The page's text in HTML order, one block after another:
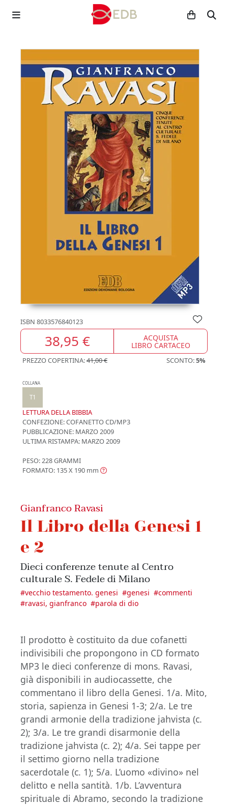
ISBN 8033576840123
38,95 € ACQUISTA
LIBRO CARTACEO
PREZZO COPERTINA:41,00 € SCONTO:5%
COLLANA
T1
LETTURA DELLA BIBBIA
CONFEZIONE:COFANETTO CD/MP3
PUBBLICAZIONE: MARZO 2009
ULTIMA RISTAMPA: MARZO 2009
PESO: 228 GRAMMI
FORMATO: 135 X 190 mm
Gianfranco Ravasi
Il Libro della Genesi 1
e 2
Dieci conferenze tenute al Centro
culturale S. Fedele di Milano
#vecchio testamento. genesi #genesi #commenti
#ravasi, gianfranco #parola di dio
Il prodotto è costituito da due cofanetti
indivisibili che propongono in CD formato
MP3 le dieci conferenze di mons. Ravasi,
già disponibili in audiocassette, che
commentano il libro della Genesi. 1/a. Mito,
storia, sapienza in Genesi 1-3; 2/a. Le tre
grandi armonie della tradizione jahvista (c.
2); 3/a. Le tre grandi disarmonie della
tradizione jahvista (c. 2); 4/a. Sei tappe per
il settimo giorno nella tradizione
sacerdotale (c. 1); 5/a. L’uomo «divino» nel
delitto e nella santità. 1/b. L’avventura
spirituale di Abramo, secondo la tradizione